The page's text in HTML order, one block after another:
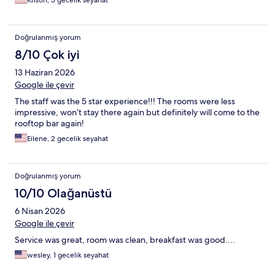
Doğrulanmış yorum
8/10 Çok iyi
13 Haziran 2026
Google ile çevir
The staff was the 5 star experience!!! The rooms were less
impressive, won’t stay there again but definitely will come to the
rooftop bar again!
Eilene, 2 gecelik seyahat
Doğrulanmış yorum
10/10 Olağanüstü
6 Nisan 2026
Google ile çevir
Service was great, room was clean, breakfast was good....
wesley, 1 gecelik seyahat